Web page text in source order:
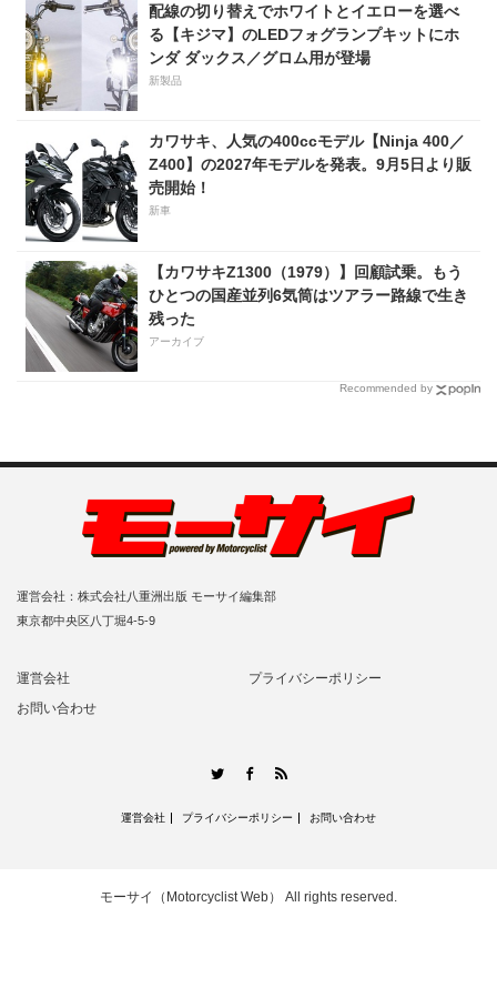
配線の切り替えでホワイトとイエローを選べ
る【キジマ】のLEDフォグランプキットにホ
ンダ ダックス／グロム用が登場
新製品
カワサキ、人気の400ccモデル【Ninja 400／
Z400】の2027年モデルを発表。9月5日より販
売開始！
新車
【カワサキZ1300（1979）】回顧試乗。もう
ひとつの国産並列6気筒はツアラー路線で生き
残った
アーカイブ
Recommended by
運営会社：株式会社八重洲出版 モーサイ編集部
東京都中央区八丁堀4-5-9
運営会社
プライバシーポリシー
お問い合わせ
TwitterFacebook
運営会社 プライバシーポリシー お問い合わせ
モーサイ（Motorcyclist Web） All rights reserved.